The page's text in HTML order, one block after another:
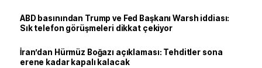
ABD basınından Trump ve Fed Başkanı Warsh iddiası:
Sık telefon görüşmeleri dikkat çekiyor
İran’dan Hürmüz Boğazı açıklaması: Tehditler sona
erene kadar kapalı kalacak